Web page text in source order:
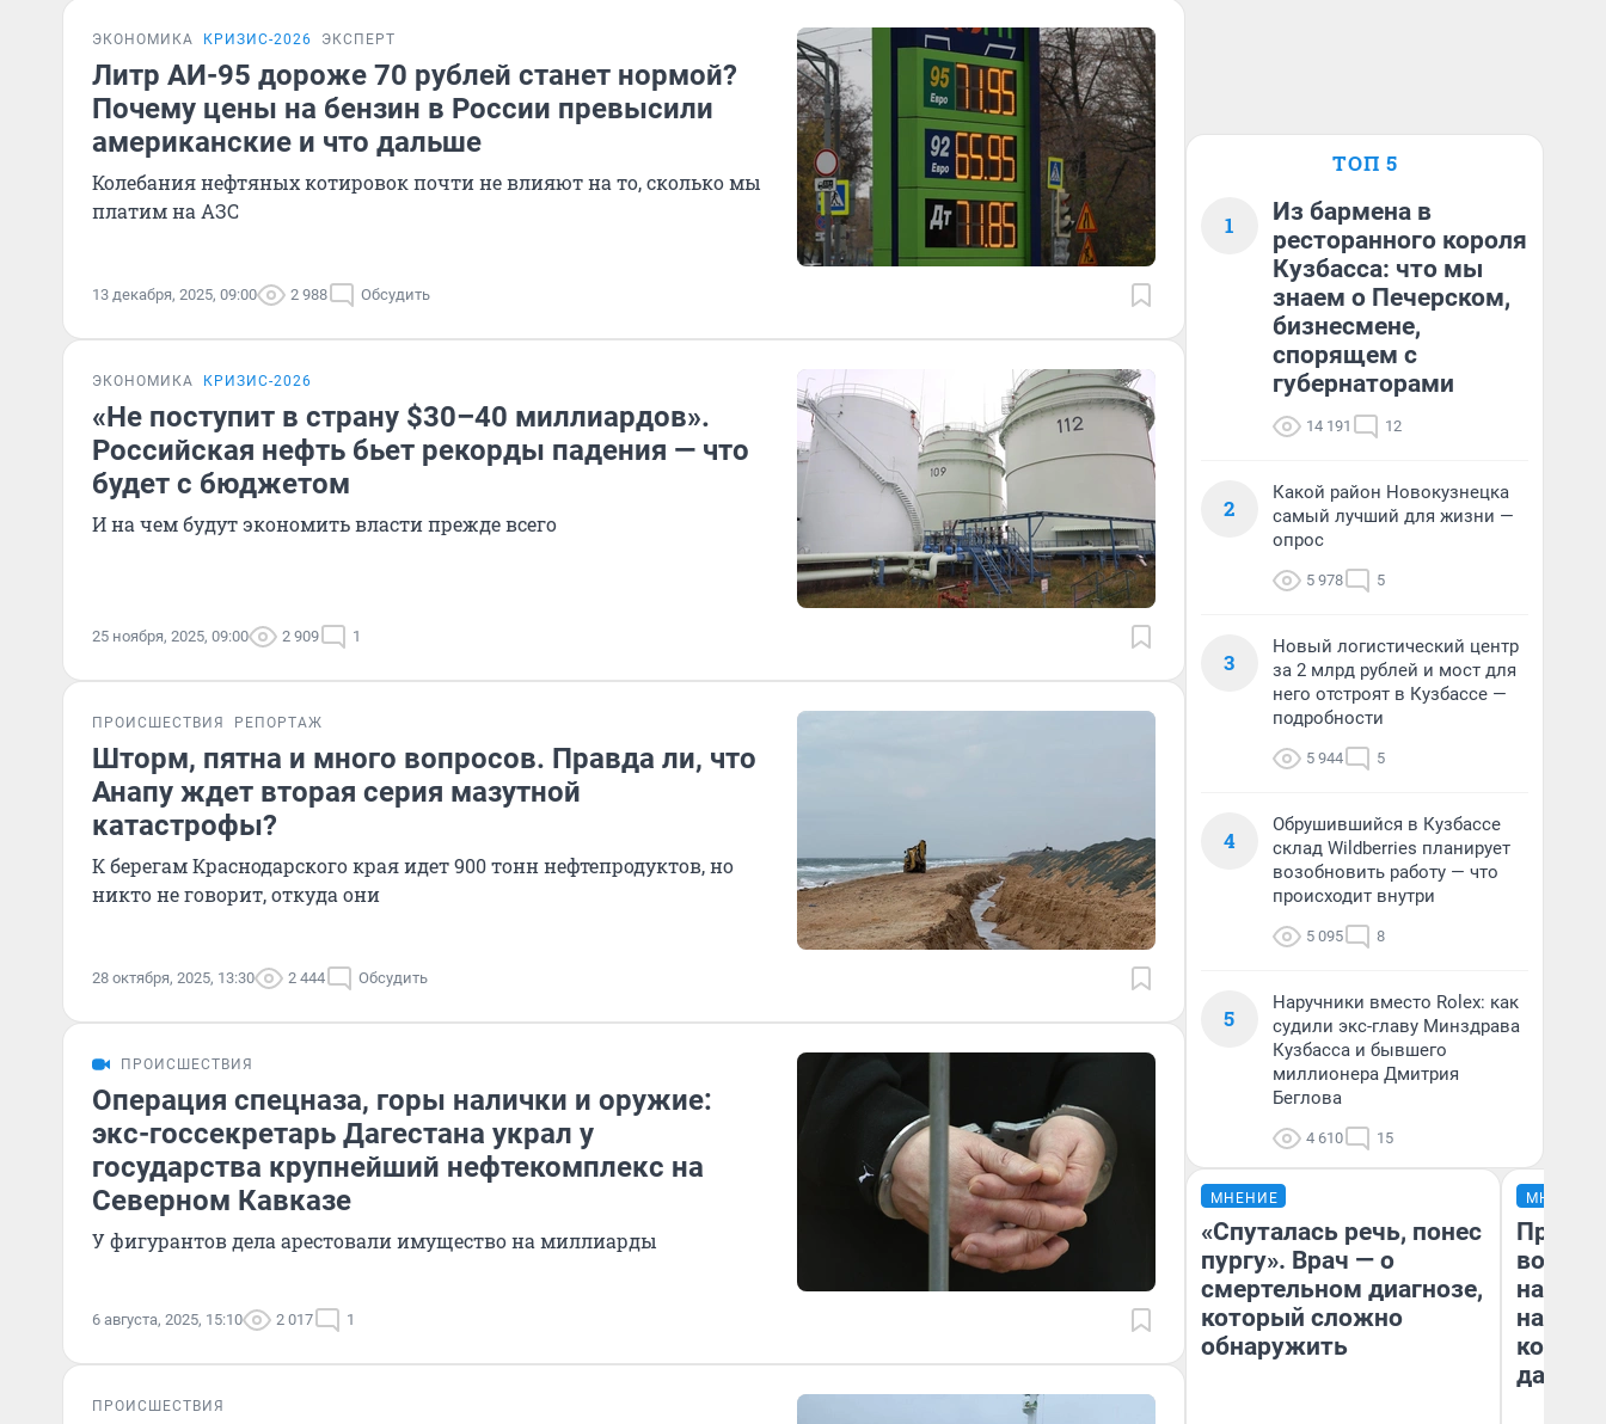
ЭКОНОМИКА КРИЗИС-2026 ЭКСПЕРТ
Литр АИ-95 дороже 70 рублей станет нормой?
Почему цены на бензин в России превысили
американские и что дальше
Колебания нефтяных котировок почти не влияют на то, сколько мы
платим на АЗС
13 декабря, 2025, 09:00 2 988 Обсудить
ЭКОНОМИКА КРИЗИС-2026
«Не поступит в страну $30–40 миллиардов».
Российская нефть бьет рекорды падения — что
будет с бюджетом
И на чем будут экономить власти прежде всего
25 ноября, 2025, 09:00 2 909 1
ПРОИСШЕСТВИЯ РЕПОРТАЖ
Шторм, пятна и много вопросов. Правда ли, что
Анапу ждет вторая серия мазутной
катастрофы?
К берегам Краснодарского края идет 900 тонн нефтепродуктов, но
никто не говорит, откуда они
28 октября, 2025, 13:30 2 444 Обсудить
ПРОИСШЕСТВИЯ
Операция спецназа, горы налички и оружие:
экс-госсекретарь Дагестана украл у
государства крупнейший нефтекомплекс на
Северном Кавказе
У фигурантов дела арестовали имущество на миллиарды
6 августа, 2025, 15:10 2 017 1
ПРОИСШЕСТВИЯ
ТОП 5
1
Из бармена в
ресторанного короля
Кузбасса: что мы
знаем о Печерском,
бизнесмене,
спорящем с
губернаторами
14 191 12
2
Какой район Новокузнецка
самый лучший для жизни —
опрос
5 978 5
3
Новый логистический центр
за 2 млрд рублей и мост для
него отстроят в Кузбассе —
подробности
5 944 5
4
Обрушившийся в Кузбассе
склад Wildberries планирует
возобновить работу — что
происходит внутри
5 095 8
5
Наручники вместо Rolex: как
судили экс-главу Минздрава
Кузбасса и бывшего
миллионера Дмитрия
Беглова
4 610 15
МНЕНИЕ
«Спуталась речь, понес
пургу». Врач — о
смертельном диагнозе,
который сложно
обнаружить
МНЕНИЕ
нам
даже